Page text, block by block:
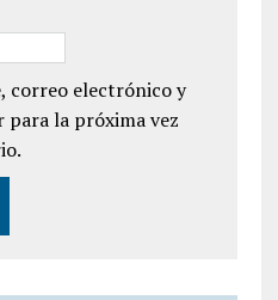
correo electrónico y
para la próxima vez